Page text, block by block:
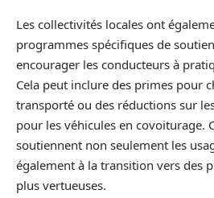
Les collectivités locales ont
programmes spécifiques de
encourager les conducteurs à
Cela peut inclure des primes pour
transporté ou des réductions sur
pour les véhicules en covoiturage.
soutiennent non seulement les
également à la transition vers des
plus vertueuses.